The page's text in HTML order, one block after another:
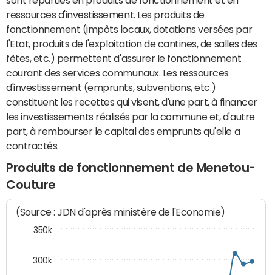
ressources d'investissement. Les produits de
fonctionnement (impôts locaux, dotations versées par
l'Etat, produits de l'exploitation de cantines, de salles des
fêtes, etc.) permettent d'assurer le fonctionnement
courant des services communaux. Les ressources
d'investissement (emprunts, subventions, etc.)
constituent les recettes qui visent, d'une part, à financer
les investissements réalisés par la commune et, d'autre
part, à rembourser le capital des emprunts qu'elle a
contractés.
Produits de fonctionnement de Menetou-
Couture
(Source : JDN d'après ministère de l'Economie)
300k
350k